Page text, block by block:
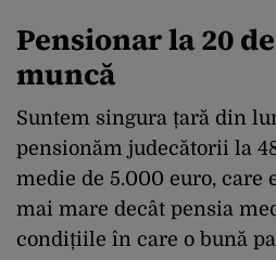
Pensionar la 20
muncă
Suntem singura țară din
pensionăm judecătorii la
medie de 5.000 euro, care
mai mare decât pensia
condițiile în care o bună